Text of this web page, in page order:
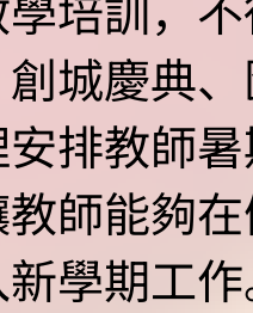
城慶典
排教師
師能夠
學期工